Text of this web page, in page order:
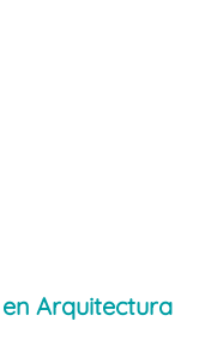
Arquitectura